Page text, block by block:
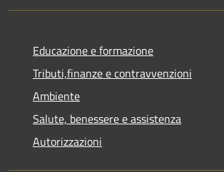
Educazione e formazione
Tributi,finanze e contravvenzioni
Ambiente
Salute, benessere e assistenza
Autorizzazioni